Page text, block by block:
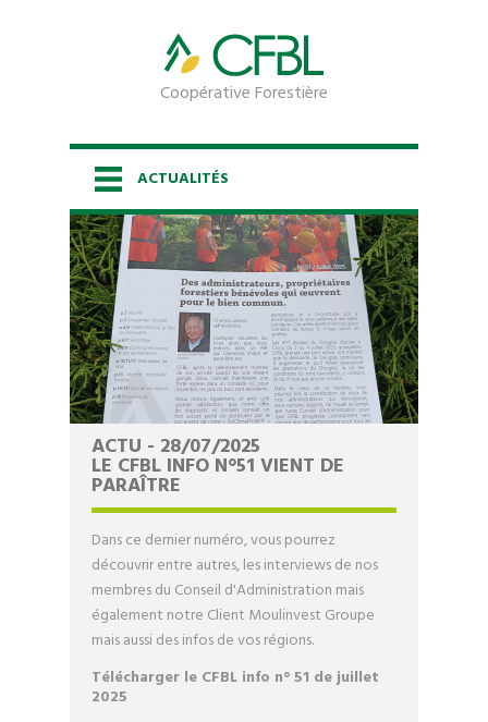
Coopérative Forestière
ACTUALITÉS
ACCUEIL
LA COOPÉRATIVE
LES SERVICES
ESPACE PROPRIÉTAIRE
VENTES GROUPÉES
ACTUALITÉS
CONTACT
ACTU - 28/07/2025
LE CFBL INFO N°51 VIENT DE
PARAÎTRE
Dans ce dernier numéro, vous pourrez
découvrir entre autres, les interviews de nos
membres du Conseil d'Administration mais
également notre Client Moulinvest Groupe
mais aussi des infos de vos régions.
Télécharger le CFBL info n° 51 de juillet
2025